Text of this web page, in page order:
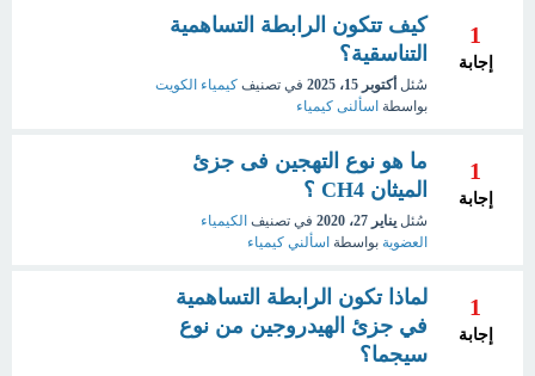
1
إجابة
كيف تتكون الرابطة التساهمية
التناسقية؟
سُئل أكتوبر 15، 2025 في تصنيف كيمياء الكويت
بواسطة اسألنى كيمياء
1
إجابة
ما هو نوع التهجين فى جزئ
الميثان CH4 ؟
سُئل يناير 27، 2020 في تصنيف الكيمياء
العضوية بواسطة اسألني كيمياء
1
إجابة
لماذا تكون الرابطة التساهمية
في جزئ الهيدروجين من نوع
سيجما؟